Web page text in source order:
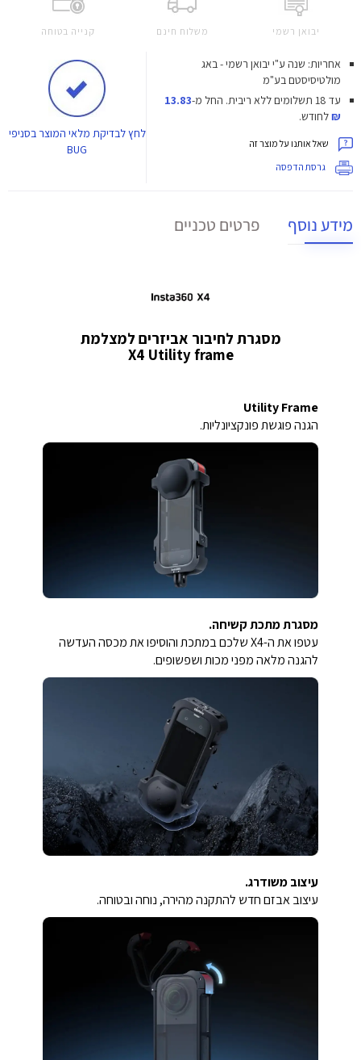
יבואן רשמי משלוח חינם קנייה בטוחה
אחריות: שנה ע"י יבואן רשמי - באג
מולטיסיסטם בע"מ
עד 18 תשלומים ללא ריבית.
החל מ-13.83
₪לחודש.
שאל אותנו על מוצר זה
גרסת הדפסה
לחץלבדיקת מלאי המוצר בסניפי
BUG
מידע נוסף פרטים טכניים
מסגרת לחיבור אביזרים למצלמת
X4 Utility frame
Utility Frame
הגנה פוגשת פונקציונליות.
מסגרת מתכת קשיחה.
עטפו את ה-X4 שלכם במתכת והוסיפו את מכסה העדשה
להגנה מלאה מפני מכות ושפשופים.
עיצוב משודרג.
עיצוב אבזם חדש להתקנה מהירה, נוחה ובטוחה.